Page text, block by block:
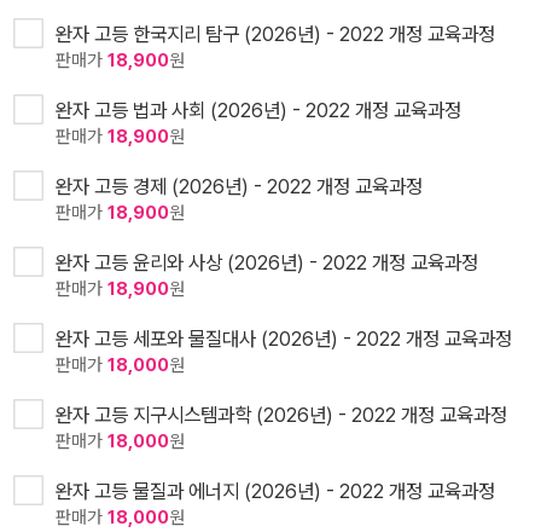
완자 고등 한국지리 탐구 (2026년) - 2022 개정 교육과정
판매가 18,900원
완자 고등 법과 사회 (2026년) - 2022 개정 교육과정
판매가 18,900원
완자 고등 경제 (2026년) - 2022 개정 교육과정
판매가 18,900원
완자 고등 윤리와 사상 (2026년) - 2022 개정 교육과정
판매가 18,900원
완자 고등 세포와 물질대사 (2026년) - 2022 개정 교육과정
판매가 18,000원
완자 고등 지구시스템과학 (2026년) - 2022 개정 교육과정
판매가 18,000원
완자 고등 물질과 에너지 (2026년) - 2022 개정 교육과정
판매가 18,000원